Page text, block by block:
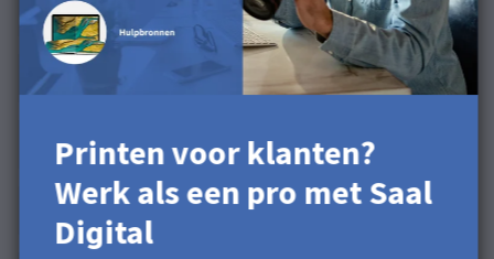
Printen voor klanten?
Werk als een pro met Saal
Digital